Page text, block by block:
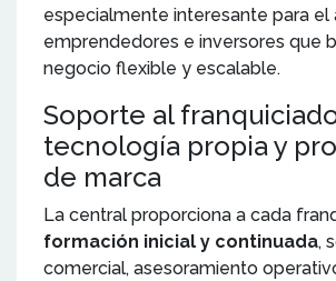
especialmente interesante para el
emprendedores e inversores que
negocio flexible y escalable.
Soporte al
tecnología propia y
de marca
La central proporciona a cada
formación inicial y continuada,
comercial, asesoramiento